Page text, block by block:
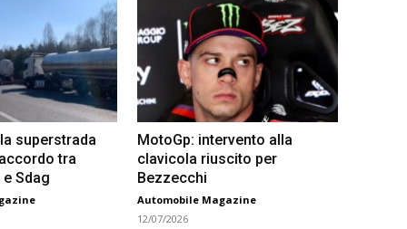
superstrada
tra
Sdag
MotoGp: intervento alla
clavicola riuscito per
Bezzecchi
Automobile Magazine
12/07/2026